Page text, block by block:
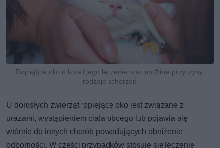
Ropiejące oko u kota i jego leczenie oraz możliwe przyczyny,
rodzaje schorzeń
U dorosłych zwierząt ropiejące oko jest związane z
urazami, wystąpieniem ciała obcego lub pojawia się
wtórnie do innych chorób powodujących obniżenie
odporności. W części przypadków stosuje się leczenie